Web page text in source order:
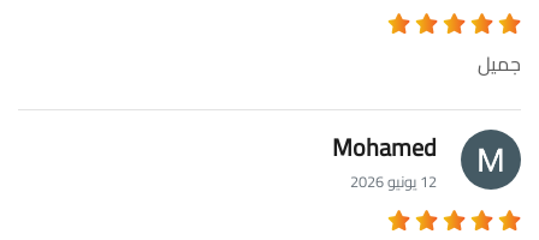
جميل
Mohamed
12 يونيو 2026